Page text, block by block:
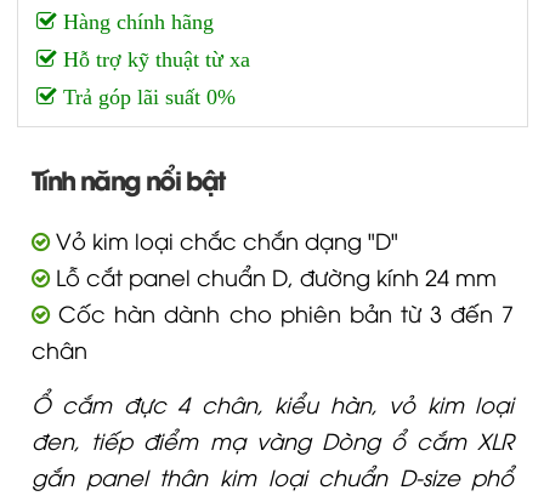
Hàng chính hãng
Hỗ trợ kỹ thuật từ xa
Trả góp lãi suất 0%
Tính năng nổi bật
Vỏ kim loại chắc chắn dạng "D"
Lỗ cắt panel chuẩn D, đường kính 24 mm
Cốc hàn dành cho phiên bản từ 3 đến 7
chân
Ổ cắm đực 4 chân, kiểu hàn, vỏ kim loại
đen, tiếp điểm mạ vàng Dòng ổ cắm XLR
gắn panel thân kim loại chuẩn D-size phổ